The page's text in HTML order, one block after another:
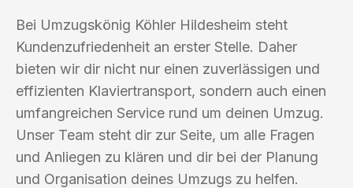
Bei Umzugskönig Köhler Hildesheim steht
Kundenzufriedenheit an erster Stelle. Daher
bieten wir dir nicht nur einen zuverlässigen und
effizienten Klaviertransport, sondern auch einen
umfangreichen Service rund um deinen Umzug.
Unser Team steht dir zur Seite, um alle Fragen
und Anliegen zu klären und dir bei der Planung
und Organisation deines Umzugs zu helfen.